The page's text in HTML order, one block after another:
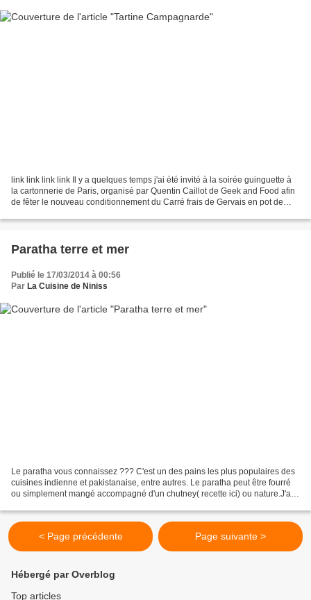
link link link link Il y a quelques temps j'ai été invité à la soirée guinguette à
la cartonnerie de Paris, organisé par Quentin Caillot de Geek and Food afin
de fêter le nouveau conditionnement du Carré frais de Gervais en pot de
Paratha terre et mer
Publié le 17/03/2014 à 00:56
Par La Cuisine de Niniss
Le paratha vous connaissez ??? C'est un des pains les plus populaires des
cuisines indienne et pakistanaise, entre autres. Le paratha peut être fourré
ou simplement mangé accompagné d'un chutney( recette ici) ou nature.J'ai
< Page précédente Page suivante >
Hébergé par Overblog
Top articles